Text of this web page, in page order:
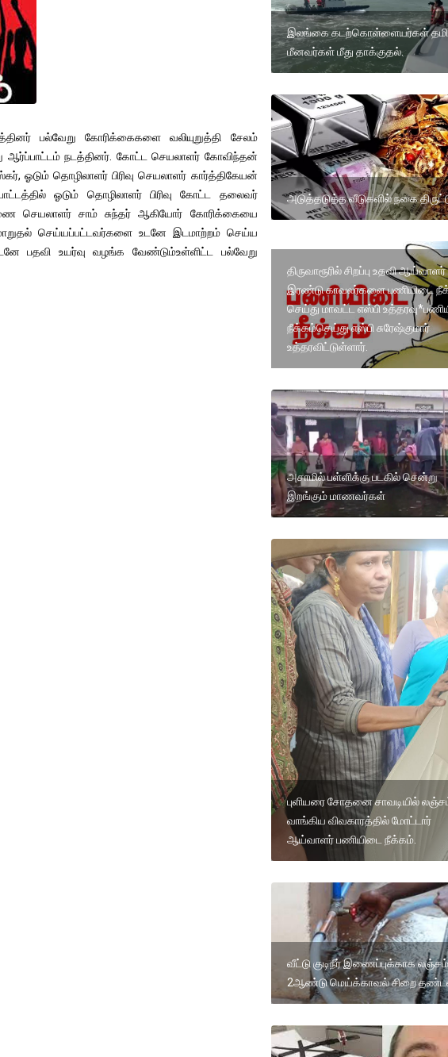
பல்வேறு கோரிக்கைகளை வலியுறுத்தி சேலம்
ஆர்ப்பாட்டம் நடத்தினர். கோட்ட செயலாளர் கோவிந்தன்
ஓடும் தொழிலாளர் பிரிவு செயலாளர் கார்த்திகேயன்
ஓடும் தொழிலாளர் பிரிவு கோட்ட தலைவர்
செயலாளர் சாம் சுந்தர் ஆகியோர் கோரிக்கையை
மாறுதல் செய்யப்பட்டவர்களை உடனே இடமாற்றம் செய்ய
பதவி உயர்வு வழங்க வேண்டும்உள்ளிட்ட பல்வேறு
இலங்கை கடற்கொள்ளையர்கள்
மீனவர்கள் மீது தாக்குதல்.
அடுத்தடுத்த வீடுகளில் நகை
திருவாரூரில் சிறப்பு உதவி ஆய்வாளர்
இரண்டு காவலர்களை பணியிடை
செய்து மாவட்ட எஸ்பி
நீக்கம்செய்து எஸ்பி சுரேஷ்குமார்
உத்தரவிட்டுள்ளார்.
அசாமில் பள்ளிக்கு படகில் சென்று
இறங்கும் மாணவர்கள்
புளியரை சோதனை சாவடியில்
வாங்கிய விவகாரத்தில் மோட்டார்
ஆய்வாளர் பணியிடை நீக்கம்.
வீட்டு குடிநீர் இணைப்புக்காக லஞ்சம்
2ஆண்டு மெய்க்காவல் சிறை